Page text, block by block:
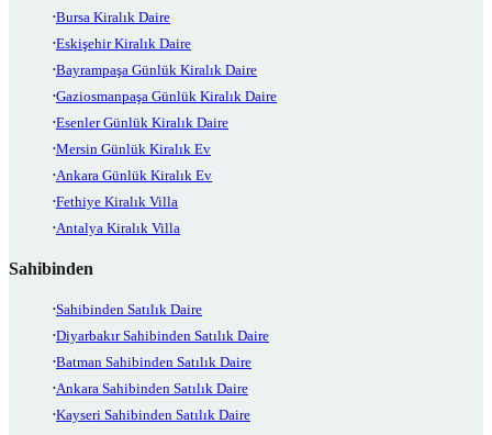
Bursa Kiralık Daire
Eskişehir Kiralık Daire
Bayrampaşa Günlük Kiralık Daire
Gaziosmanpaşa Günlük Kiralık Daire
Esenler Günlük Kiralık Daire
Mersin Günlük Kiralık Ev
Ankara Günlük Kiralık Ev
Fethiye Kiralık Villa
Antalya Kiralık Villa
Sahibinden
Sahibinden Satılık Daire
Diyarbakır Sahibinden Satılık Daire
Batman Sahibinden Satılık Daire
Ankara Sahibinden Satılık Daire
Kayseri Sahibinden Satılık Daire